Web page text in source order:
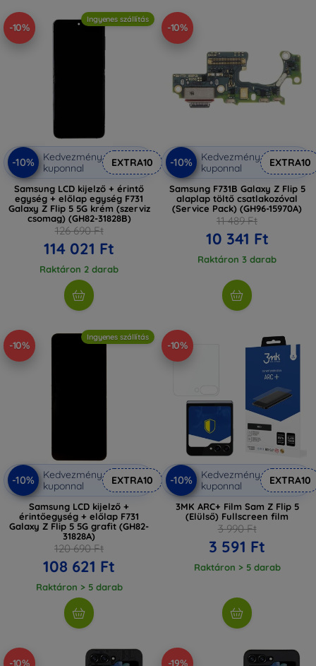
-10%
Ingyenes szállítás
-10%
Kedvezmény
kuponnal
EXTRA10
Samsung LCD kijelző + érintő
egység + előlap egység F731
Galaxy Z Flip 5 5G krém (szerviz
csomag) (GH82-31828B)
126 690 Ft
114 021 Ft
Raktáron 2 darab
-10%
-10%
Kedvezmény
kuponnal
EXTRA10
Samsung F731B Galaxy Z Flip 5
alaplap töltő csatlakozóval
(Service Pack) (GH96-15970A)
11 489 Ft
10 341 Ft
Raktáron 3 darab
-10%
Ingyenes szállítás
-10%
Kedvezmény
kuponnal
EXTRA10
Samsung LCD kijelző +
érintőegység + előlap F731
Galaxy Z Flip 5 5G grafit (GH82-
31828A)
120 690 Ft
108 621 Ft
Raktáron > 5 darab
-10%
-10%
Kedvezmény
kuponnal
EXTRA10
3MK ARC+ Film Sam Z Flip 5
(Elülső) Fullscreen film
3 990 Ft
3 591 Ft
Raktáron > 5 darab
-10% -19%